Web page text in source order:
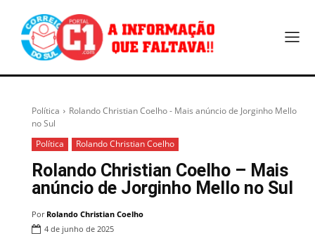
Política
Rolando Christian Coelho - Mais anúncio de Jorginho Mello
no Sul
Política
Rolando Christian Coelho
Rolando Christian Coelho – Mais
anúncio de Jorginho Mello no Sul
Por Rolando Christian Coelho
4 de junho de 2025